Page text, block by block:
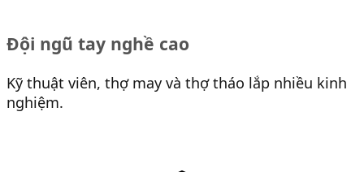
Đội ngũ tay nghề cao
Kỹ thuật viên, thợ may và thợ tháo lắp nhiều kinh
nghiệm.